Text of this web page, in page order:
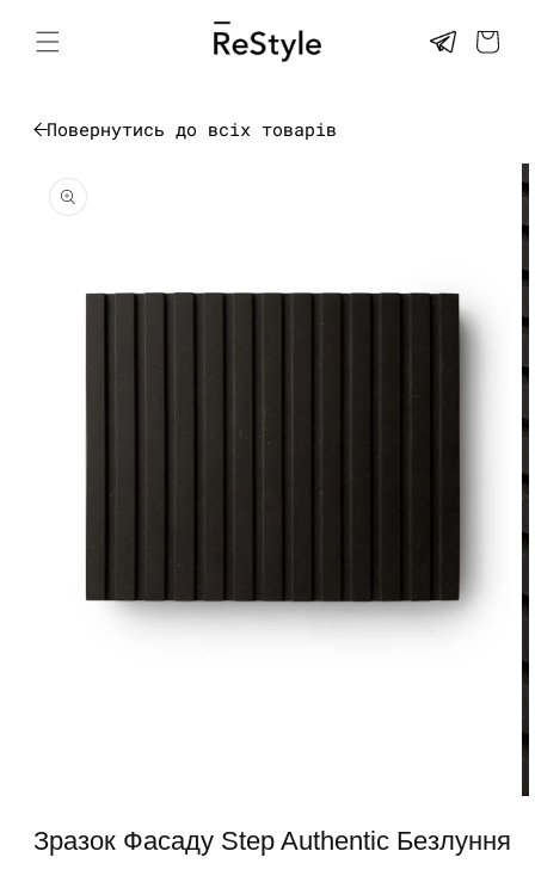
до
контенту
КОШИК
Повернутись до всіх товарів
інформації
про товар
Зразок Фасаду Step Authentic Безлуння